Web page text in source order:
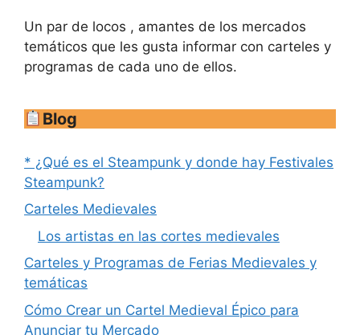
Un par de locos , amantes de los mercados
temáticos que les gusta informar con carteles y
programas de cada uno de ellos.
Blog
* ¿Qué es el Steampunk y donde hay Festivales
Steampunk?
Carteles Medievales
Los artistas en las cortes medievales
Carteles y Programas de Ferias Medievales y
temáticas
Cómo Crear un Cartel Medieval Épico para
Anunciar tu Mercado